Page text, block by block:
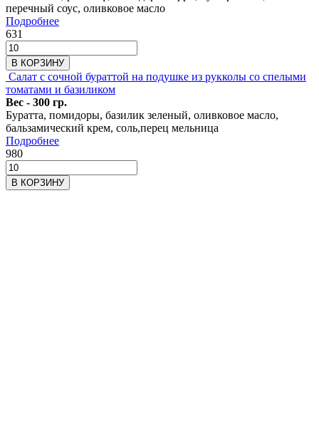
перечный соус, оливковое масло
Подробнее
631
В КОРЗИНУ
Салат с сочной бураттой на подушке из рукколы со спелыми
томатами и базиликом
Вес - 300 гр.
Буратта, помидоры, базилик зеленый, оливковое масло,
бальзамический крем, соль,перец мельница
Подробнее
980
В КОРЗИНУ